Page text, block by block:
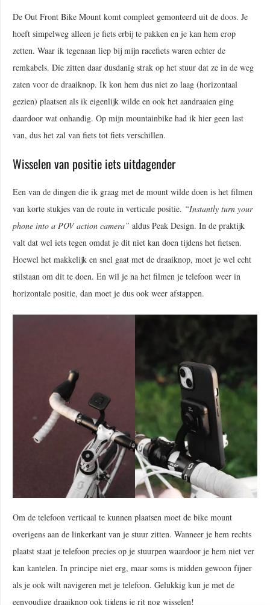
De Out Front Bike Mount komt compleet gemonteerd uit de doos. Je
hoeft simpelweg alleen je fiets erbij te pakken en je kan hem erop
zetten. Waar ik tegenaan liep bij mijn racefiets waren echter de
remkabels. Die zitten daar dusdanig strak op het stuur dat ze in de weg
zaten voor de draaiknop. Ik kon hem dus niet zo laag (horizontaal
gezien) plaatsen als ik eigenlijk wilde en ook het aandraaien ging
daardoor wat onhandig. Op mijn mountainbike had ik hier geen last
van, dus het zal van fiets tot fiets verschillen.
Wisselen van positie iets uitdagender
Een van de dingen die ik graag met de mount wilde doen is het filmen
van korte stukjes van de route in verticale positie. “Instantly turn your
phone into a POV action camera” aldus Peak Design. In de praktijk
valt dat wel iets tegen omdat je dit niet kan doen tijdens het fietsen.
Hoewel het makkelijk en snel gaat met de draaiknop, moet je wel echt
stilstaan om dit te doen. En wil je na het filmen je telefoon weer in
horizontale positie, dan moet je dus ook weer afstappen.
Om de telefoon verticaal te kunnen plaatsen moet de bike mount
overigens aan de linkerkant van je stuur zitten. Wanneer je hem rechts
plaatst staat je telefoon precies op je stuurpen waardoor je hem niet ver
kan kantelen. In principe niet erg, maar soms is midden gewoon fijner
als je ook wilt navigeren met je telefoon. Gelukkig kun je met de
eenvoudige draaiknop ook tijdens je rit nog wisselen!